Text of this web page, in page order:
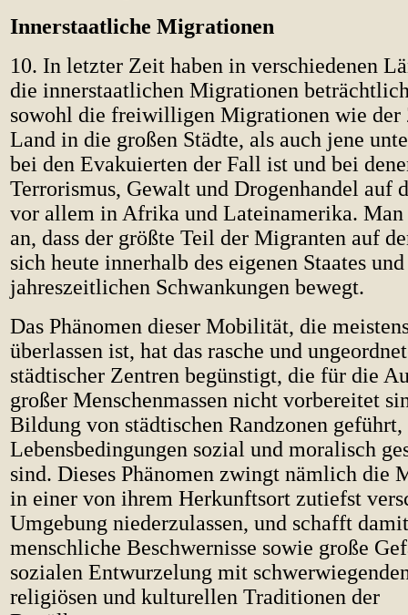
Innerstaatliche Migrationen
10. In letzter Zeit haben in verschiedenen
die innerstaatlichen Migrationen
sowohl die freiwilligen Migrationen wie der
Land in die großen Städte, als auch jene
bei den Evakuierten der Fall ist und bei
Terrorismus, Gewalt und Drogenhandel auf
vor allem in Afrika und Lateinamerika.
an, dass der größte Teil der Migranten auf
sich heute innerhalb des eigenen Staates
jahreszeitlichen Schwankungen bewegt.
Das Phänomen dieser Mobilität, die
überlassen ist, hat das rasche und
städtischer Zentren begünstigt, die für die
großer Menschenmassen nicht vorbereitet
Bildung von städtischen Randzonen
Lebensbedingungen sozial und moralisch
sind. Dieses Phänomen zwingt nämlich die
in einer von ihrem Herkunftsort zutiefst
Umgebung niederzulassen, und schafft
menschliche Beschwernisse sowie große
sozialen Entwurzelung mit
religiösen und kulturellen Traditionen der